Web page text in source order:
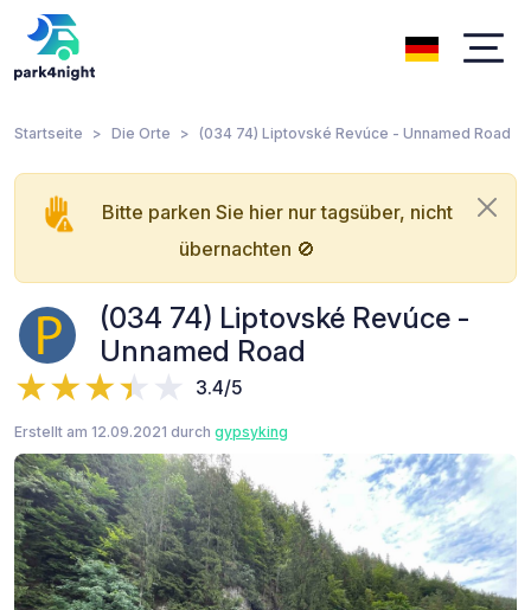
Startseite Die Orte (034 74) Liptovské Revúce - Unnamed Road
Bitte parken Sie hier nur tagsüber, nicht
übernachten 🚫
(034 74) Liptovské Revúce -
Unnamed Road
3.4/5
Erstellt am 12.09.2021 durch gypsyking